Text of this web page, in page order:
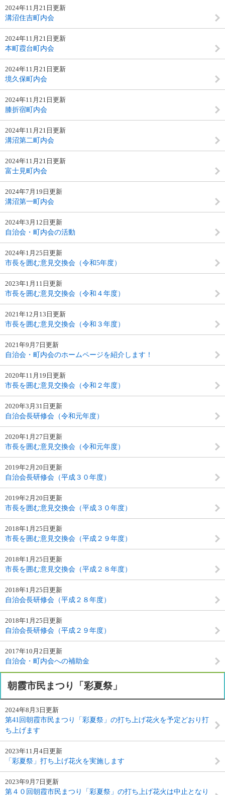
2024年11月21日更新
溝沼住吉町内会
2024年11月21日更新
本町霞台町内会
2024年11月21日更新
境久保町内会
2024年11月21日更新
膝折宿町内会
2024年11月21日更新
溝沼第二町内会
2024年11月21日更新
富士見町内会
2024年7月19日更新
溝沼第一町内会
2024年3月12日更新
自治会・町内会の活動
2024年1月25日更新
市長を囲む意見交換会（令和5年度）
2023年1月11日更新
市長を囲む意見交換会（令和４年度）
2021年12月13日更新
市長を囲む意見交換会（令和３年度）
2021年9月7日更新
自治会・町内会のホームページを紹介します！
2020年11月19日更新
市長を囲む意見交換会（令和２年度）
2020年3月31日更新
自治会長研修会（令和元年度）
2020年1月27日更新
市長を囲む意見交換会（令和元年度）
2019年2月20日更新
自治会長研修会（平成３０年度）
2019年2月20日更新
市長を囲む意見交換会（平成３０年度）
2018年1月25日更新
市長を囲む意見交換会（平成２９年度）
2018年1月25日更新
市長を囲む意見交換会（平成２８年度）
2018年1月25日更新
自治会長研修会（平成２８年度）
2018年1月25日更新
自治会長研修会（平成２９年度）
2017年10月2日更新
自治会・町内会への補助金
朝霞市民まつり「彩夏祭」
2024年8月3日更新
第41回朝霞市民まつり「彩夏祭」の打ち上げ花火を予定どおり打
ち上げます
2023年11月4日更新
「彩夏祭」打ち上げ花火を実施します
2023年9月7日更新
第４０回朝霞市民まつり「彩夏祭」の打ち上げ花火は中止となり